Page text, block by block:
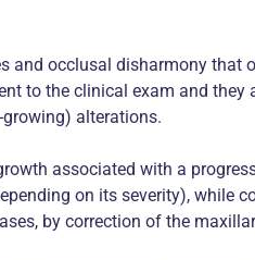
and occlusal disharmony that
to the clinical exam and
alterations.
associated with a
on its severity), while
by correction of the